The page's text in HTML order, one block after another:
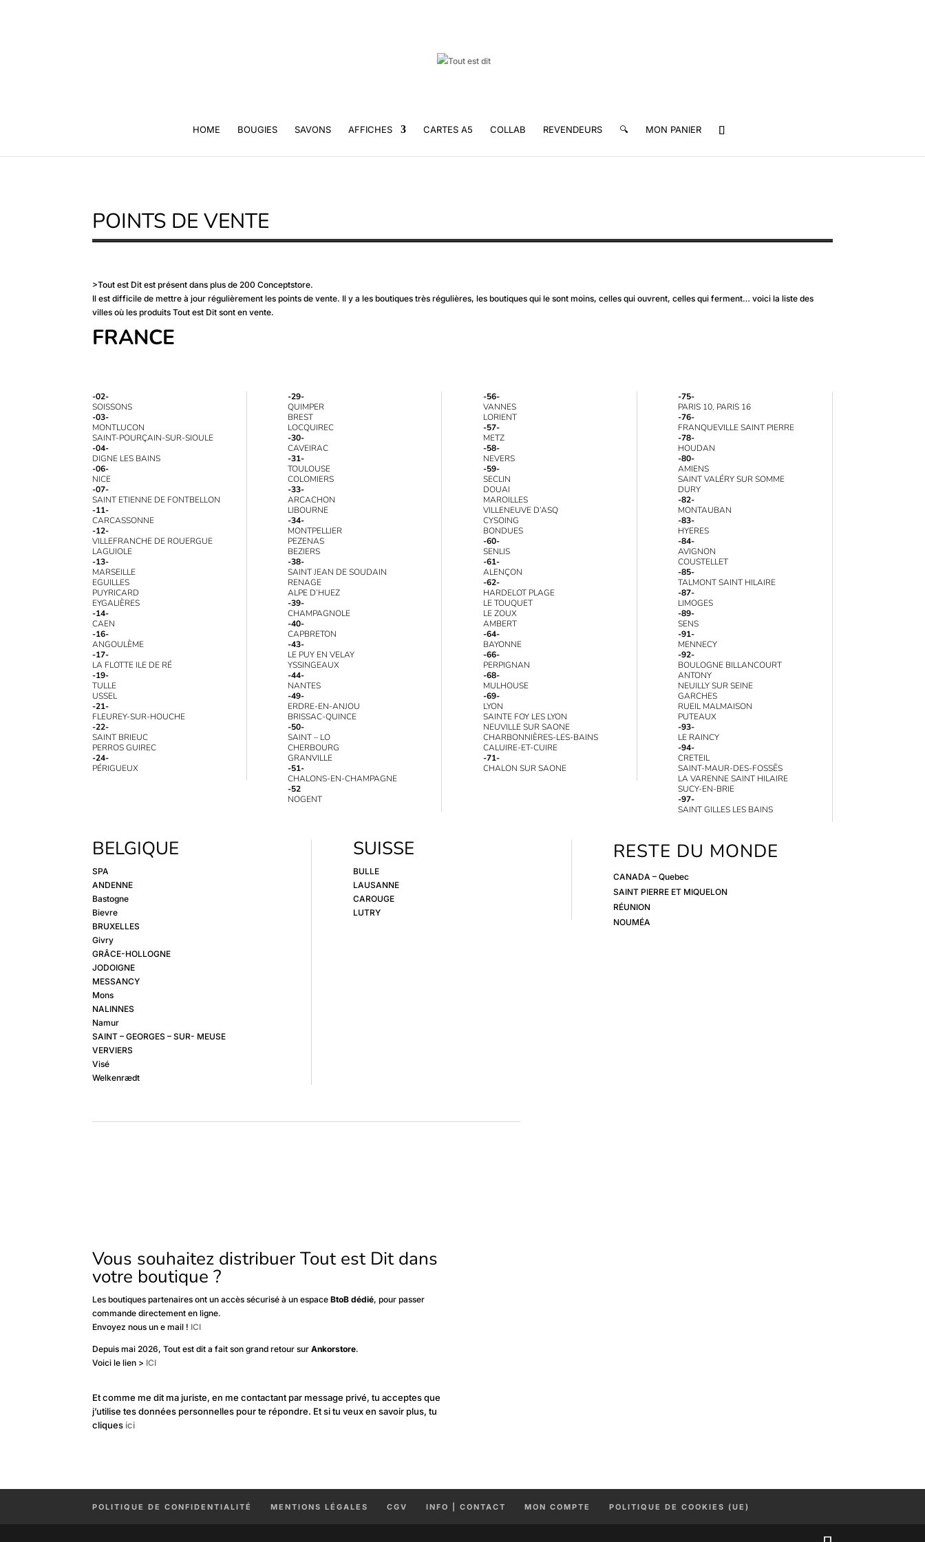
HOME BOUGIES SAVONS AFFICHES CARTES A5 COLLAB REVENDEURS 🔍 MON PANIER
POINTS DE VENTE
>Tout est Dit est présent dans plus de 200 Conceptstore.
Il est difficile de mettre à jour régulièrement les points de vente. Il y a les boutiques très régulières, les boutiques qui le sont moins, celles qui ouvrent, celles qui ferment… voici la liste des
villes où les produits Tout est Dit sont en vente.
FRANCE
-02-
SOISSONS
-03-
MONTLUCON
SAINT-POURÇAIN-SUR-SIOULE
-04-
DIGNE LES BAINS
-06-
NICE
-07-
SAINT ETIENNE DE FONTBELLON
-11-
CARCASSONNE
-12-
VILLEFRANCHE DE ROUERGUE
LAGUIOLE
-13-
MARSEILLE
EGUILLES
PUYRICARD
EYGALIÈRES
-14-
CAEN
-16-
ANGOULÈME
-17-
LA FLOTTE ILE DE RÉ
-19-
TULLE
USSEL
-21-
FLEUREY-SUR-HOUCHE
-22-
SAINT BRIEUC
PERROS GUIREC
-24-
PÉRIGUEUX
-29-
QUIMPER
BREST
LOCQUIREC
-30-
CAVEIRAC
-31-
TOULOUSE
COLOMIERS
-33-
ARCACHON
LIBOURNE
-34-
MONTPELLIER
PEZENAS
BEZIERS
-38-
SAINT JEAN DE SOUDAIN
RENAGE
ALPE D’HUEZ
-39-
CHAMPAGNOLE
-40-
CAPBRETON
-43-
LE PUY EN VELAY
YSSINGEAUX
-44-
NANTES
-49-
ERDRE-EN-ANJOU
BRISSAC-QUINCE
-50-
SAINT – LO
CHERBOURG
GRANVILLE
-51-
CHALONS-EN-CHAMPAGNE
-52
NOGENT
-56-
VANNES
LORIENT
-57-
METZ
-58-
NEVERS
-59-
SECLIN
DOUAI
MAROILLES
VILLENEUVE D’ASQ
CYSOING
BONDUES
-60-
SENLIS
-61-
ALENÇON
-62-
HARDELOT PLAGE
LE TOUQUET
LE ZOUX
AMBERT
-64-
BAYONNE
-66-
PERPIGNAN
-68-
MULHOUSE
-69-
LYON
SAINTE FOY LES LYON
NEUVILLE SUR SAONE
CHARBONNIÈRES-LES-BAINS
CALUIRE-ET-CUIRE
-71-
CHALON SUR SAONE
-75-
PARIS 10, PARIS 16
-76-
FRANQUEVILLE SAINT PIERRE
-78-
HOUDAN
-80-
AMIENS
SAINT VALÉRY SUR SOMME
DURY
-82-
MONTAUBAN
-83-
HYERES
-84-
AVIGNON
COUSTELLET
-85-
TALMONT SAINT HILAIRE
-87-
LIMOGES
-89-
SENS
-91-
MENNECY
-92-
BOULOGNE BILLANCOURT
ANTONY
NEUILLY SUR SEINE
GARCHES
RUEIL MALMAISON
PUTEAUX
-93-
LE RAINCY
-94-
CRETEIL
SAINT-MAUR-DES-FOSSĒS
LA VARENNE SAINT HILAIRE
SUCY-EN-BRIE
-97-
SAINT GILLES LES BAINS
BELGIQUE
SPA
ANDENNE
Bastogne
Bievre
BRUXELLES
Givry
GRÂCE-HOLLOGNE
JODOIGNE
MESSANCY
Mons
NALINNES
Namur
SAINT – GEORGES – SUR- MEUSE
VERVIERS
Visé
Welkenrædt
SUISSE
BULLE
LAUSANNE
CAROUGE
LUTRY
RESTE DU MONDE
CANADA – Quebec
SAINT PIERRE ET MIQUELON
RÉUNION
NOUMÉA
Vous souhaitez distribuer Tout est Dit dans
votre boutique ?
Les boutiques partenaires ont un accès sécurisé à un espaceBtoB dédié, pour passer
commande directement en ligne.
Envoyez nous un e mail ! ICI
Depuis mai 2026, Tout est dit a fait son grand retour surAnkorstore.
Voici le lien > ICI
Et comme me dit ma juriste, en me contactant par message privé, tu acceptes que
j’utilise tes données personnelles pour te répondre. Et si tu veux en savoir plus, tu
cliques ici
POLITIQUE DE CONFIDENTIALITÉ MENTIONS LÉGALES CGV INFO | CONTACT MON COMPTE POLITIQUE DE COOKIES (UE)